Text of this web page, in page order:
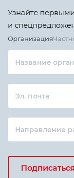
Узнайте
и
Организация
Название
Эл. почта
Направление
Подписаться